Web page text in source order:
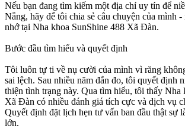
Nếu bạn đang tìm kiếm một địa chỉ uy tín để
Nẵng, hãy để tôi chia sẻ câu chuyện của mình
nhớ tại Nha khoa SunShine 488 Xã Đàn.
Bước đầu tìm hiểu và quyết định
Tôi luôn tự ti về nụ cười của mình vì răng
sai lệch. Sau nhiều năm đắn đo, tôi quyết định
thiện tình trạng này. Qua tìm hiểu, tôi thấy Nha
Xã Đàn có nhiều đánh giá tích cực và dịch vụ
Quyết định đặt lịch hẹn tư vấn ban đầu thật sự
lớn.